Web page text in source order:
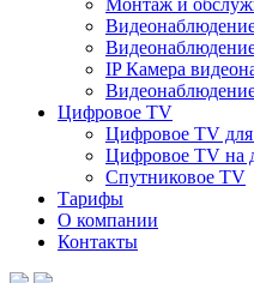
Монтаж и
IP Камера
Цифровое TV
Цифровое TV
Цифровое TV на
Спутниковое TV
Тарифы
О компании
Контакты